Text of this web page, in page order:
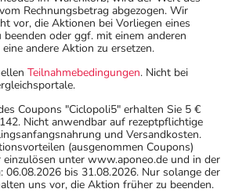
mit einem neuen
das Sie bereits anwenden,
angeben. Das gilt auch für
selbst kaufen, nur gelegentlich
Anwendung schon einige Zeit
dieses Arzneimittel nicht mehr nach
oder der Umverpackung
Das Verfallsdatum bezieht
Tag des angegebenen Monats.
Rechnungsbetrag abgezogen. Wir
vor, die Aktionen bei Vorliegen eines
oder ggf. mit einem anderen
andere Aktion zu ersetzen.
Teilnahmebedingungen. Nicht bei
Coupons "Ciclopoli5" erhalten Sie 5 €
Nicht anwendbar auf rezeptpflichtige
und Versandkosten.
(ausgenommen Coupons)
unter www.aponeo.de und in der
06.08.2026 bis 31.08.2026. Nur solange der
uns vor, die Aktion früher zu beenden.